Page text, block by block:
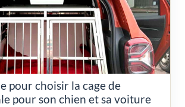
pour choisir la cage de
pour son chien et sa voiture